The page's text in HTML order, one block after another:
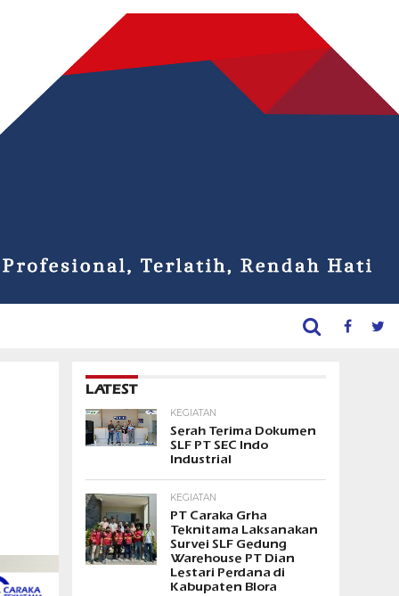
LATEST
KEGIATAN
Serah Terima Dokumen
SLF PT SEC Indo
Industrial
KEGIATAN
PT Caraka Grha
Teknitama Laksanakan
Survei SLF Gedung
Warehouse PT Dian
Lestari Perdana di
Kabupaten Blora